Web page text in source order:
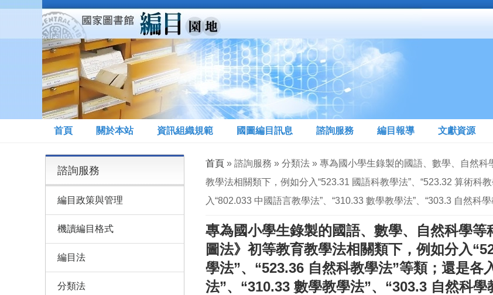
移至主內容
首頁 關於本站 資訊組織規範 國圖編目訊息 諮詢服務 編目報導 文獻資源
您在這裡
首頁» 諮詢服務 » 分類法 » 專為國小學生錄製的國語、數學、自然
教學法相關類下，例如分入“523.31 國語科教學法”、“523.32 算術科
入“802.033 中國語言教學法”、“310.33 數學教學法”、“303.3 自然科學
專為國小學生錄製的國語、數學、自然科學
圖法》初等教育教學法相關類下，例如分入
學法”、“523.36 自然科教學法”等類；還是
法”、“310.33 數學教學法”、“303.3 自然科學
諮詢服務
編目政策與管理
機讀編目格式
編目法
分類法